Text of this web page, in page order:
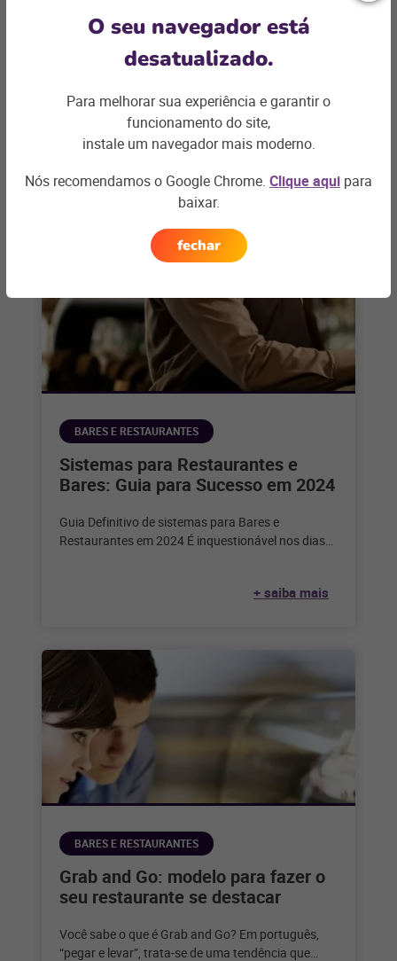
BARES E RESTAURANTES
Primeiros passos para abrir um
restaurante de sucesso
Abrir um restaurante é um sonho para muitos
empreendedores apaixonados pela culinária e pelo
segundo
+ saiba mais
BARES E RESTAURANTES
Sistemas para Restaurantes e
Bares: Guia para Sucesso em 2024
Guia Definitivo de sistemas para Bares e
Restaurantes em 2024 É inquestionável nos dias
+ saiba mais
BARES E RESTAURANTES
Grab and Go: modelo para fazer o
seu restaurante se destacar
Você sabe o que é Grab and Go? Em português,
“pegar e levar”, trata-se de uma tendência que
O seu navegador está
desatualizado.
Para melhorar sua experiência e garantir o
funcionamento do site,
instale um navegador mais moderno.
Nós recomendamos o Google Chrome. Clique aqui para
baixar.
fechar